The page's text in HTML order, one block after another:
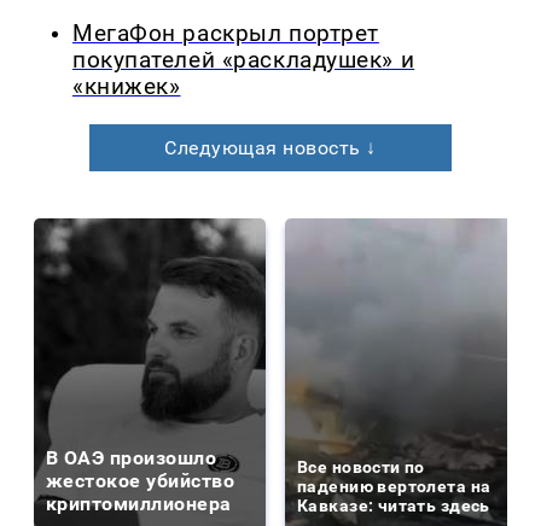
МегаФон раскрыл портрет
покупателей «раскладушек» и
«книжек»
Следующая новость ↓
В ОАЭ произошло
жестокое убийство
криптомиллионера
Все новости по
падению вертолета на
Кавказе: читать здесь